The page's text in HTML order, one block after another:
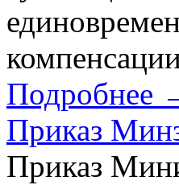
Подробнее
Приказ
Приказ